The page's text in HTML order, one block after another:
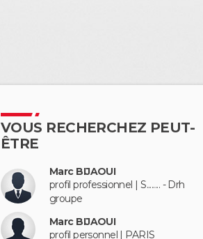
VOUS RECHERCHEZ PEUT-
ÊTRE
Marc BIJAOUI
profil professionnel | S........ - Drh
groupe
Marc BIJAOUI
profil personnel | PARIS